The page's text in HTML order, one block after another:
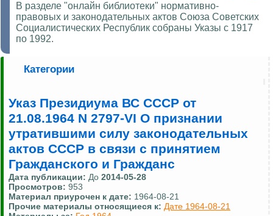
В разделе "онлайн библиотеки" нормативно-
правовых и законодательных актов Союза Советских
Социалистических Республик собраны Указы с 1917
по 1992.
Категории
Указ Президиума ВС СССР от
21.08.1964 N 2797-VI О признании
утратившими силу законодательных
актов СССР в связи с принятием
Гражданского и Гражданс
Дата публикации: До 2014-05-28
Просмотров: 953
Материал приурочен к дате: 1964-08-21
Прочие материалы относящиеся к: Дате 1964-08-21